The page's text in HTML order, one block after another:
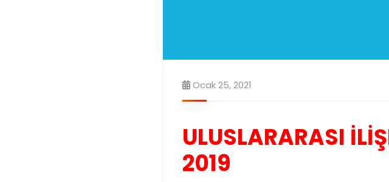
Ocak 25, 2021
ULUSLARARASI
2019